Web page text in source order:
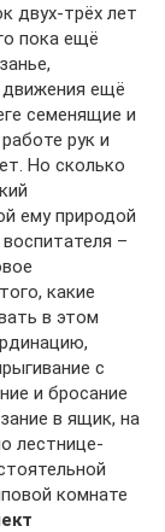
двух-трёх лет
пока ещё
движения ещё
семенящие и
рук и
Но сколько
ему природой
–
какие
в этом
с
и бросание
в ящик, на
лестнице-
комнате